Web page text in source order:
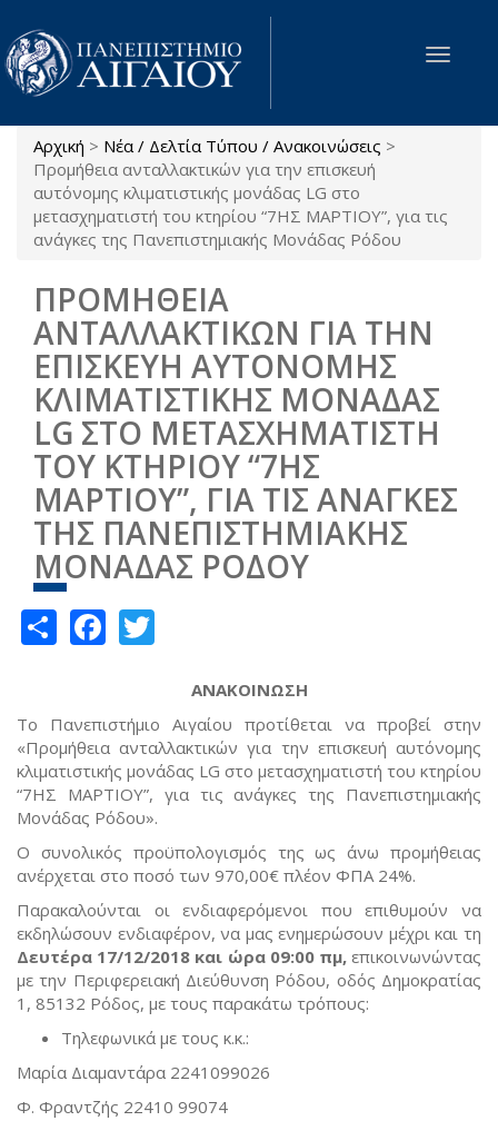
Παράκαμψη προς το κυρίως περιεχόμενο
Toggle
Είστε εδώ
Αρχική > Νέα / Δελτία Τύπου / Ανακοινώσεις >
Προμήθεια ανταλλακτικών για την επισκευή
αυτόνομης κλιματιστικής μονάδας LG στο
μετασχηματιστή του κτηρίου “7ΗΣ ΜΑΡΤΙΟΥ”, για τις
ανάγκες της Πανεπιστημιακής Μονάδας Ρόδου
ΠΡΟΜΗΘΕΙΑ
ΑΝΤΑΛΛΑΚΤΙΚΩΝ ΓΙΑ ΤΗΝ
ΕΠΙΣΚΕΥΗ ΑΥΤΟΝΟΜΗΣ
ΚΛΙΜΑΤΙΣΤΙΚΗΣ ΜΟΝΑΔΑΣ
LG ΣΤΟ ΜΕΤΑΣΧΗΜΑΤΙΣΤΗ
ΤΟΥ ΚΤΗΡΙΟΥ “7ΗΣ
ΜΑΡΤΙΟΥ”, ΓΙΑ ΤΙΣ ΑΝΑΓΚΕΣ
ΤΗΣ ΠΑΝΕΠΙΣΤΗΜΙΑΚΗΣ
ΜΟΝΑΔΑΣ ΡΟΔΟΥ
ShareFacebook
ΑΝΑΚΟΙΝΩΣΗ
Το Πανεπιστήμιο Αιγαίου προτίθεται να προβεί στην
«Προμήθεια ανταλλακτικών για την επισκευή αυτόνομης
κλιματιστικής μονάδας LG στο μετασχηματιστή του κτηρίου
“7ΗΣ ΜΑΡΤΙΟΥ”, για τις ανάγκες της Πανεπιστημιακής
Μονάδας Ρόδου».
Ο συνολικός προϋπολογισμός της ως άνω προμήθειας
ανέρχεται στο ποσό των 970,00€ πλέον ΦΠΑ 24%.
Παρακαλούνται οι ενδιαφερόμενοι που επιθυμούν να
εκδηλώσουν ενδιαφέρον, να μας ενημερώσουν μέχρι και τη
Δευτέρα 17/12/2018 και ώρα 09:00 πμ,επικοινωνώντας
με την Περιφερειακή Διεύθυνση Ρόδου, οδός Δημοκρατίας
1, 85132 Ρόδος, με τους παρακάτω τρόπους:
Τηλεφωνικά με τους κ.κ.:
Μαρία Διαμαντάρα 2241099026
Φ. Φραντζής 22410 99074